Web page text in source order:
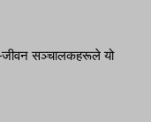
सञ्चालकहरूले यो